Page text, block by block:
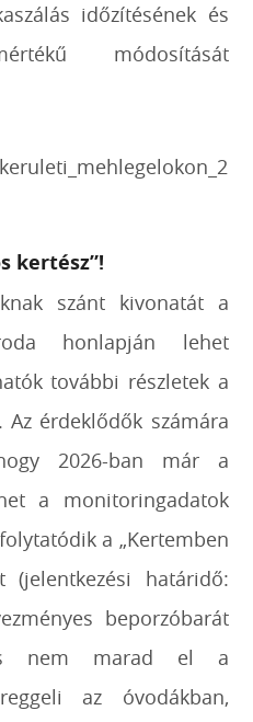
időzítésének és
módosítását
kertész”!
szánt kivonatát a
honlapján lehet
további részletek a
Az érdeklődők számára
2026-ban már a
a monitoringadatok
a „Kertemben
(jelentkezési határidő:
beporzóbarát
és nem marad el a
az óvodákban,